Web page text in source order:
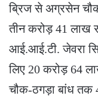
ब्रिज से अग्रसेन
तीन करोड़ 41 लाख
आई.आई.टी. जेवरा
लिए 20 करोड़ 64
चौक-ठगड़ा बांध तक